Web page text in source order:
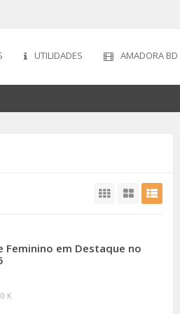
UTILIDADES AMADORA BD
Feminino em Destaque no
0 K